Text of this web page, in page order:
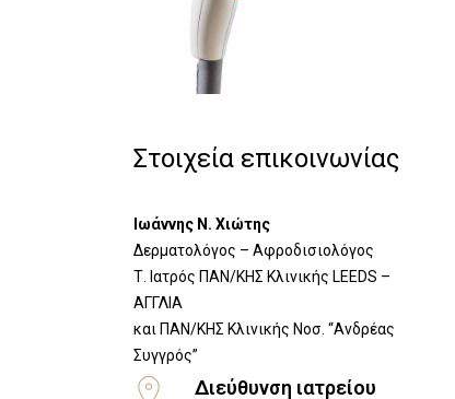
Στοιχεία επικοινωνίας
Ιωάννης Ν. Χιώτης
Δερματολόγος – Αφροδισιολόγος
Τ. Ιατρός ΠΑΝ/ΚΗΣ Κλινικής LEEDS –
ΑΓΓΛΙΑ
​και ΠΑΝ/ΚΗΣ Κλινικής Νοσ. “Ανδρέας
Συγγρός”
Διεύθυνση ιατρείου